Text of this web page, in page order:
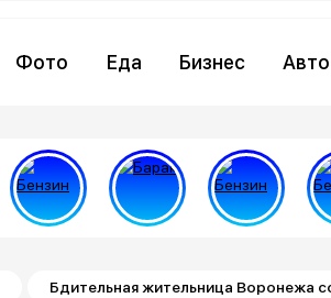
Фото Еда Бизнес Авто
Бдительная жительница Воронежа